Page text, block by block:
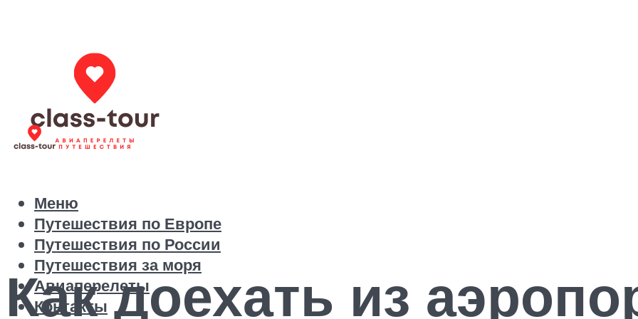
Путешествия по Европе
Путешествия по России
Путешествия за моря
Авиаперелеты
Контакты
Меню
Как доехать из